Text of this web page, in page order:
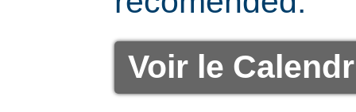
Voir le